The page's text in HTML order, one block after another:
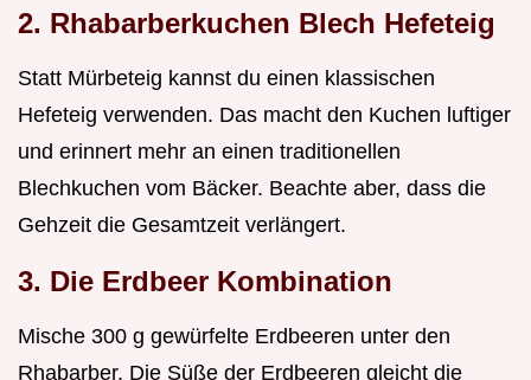
2. Rhabarberkuchen Blech Hefeteig
Statt Mürbeteig kannst du einen klassischen
Hefeteig verwenden. Das macht den Kuchen luftiger
und erinnert mehr an einen traditionellen
Blechkuchen vom Bäcker. Beachte aber, dass die
Gehzeit die Gesamtzeit verlängert.
3. Die Erdbeer Kombination
Mische 300 g gewürfelte Erdbeeren unter den
Rhabarber. Die Süße der Erdbeeren gleicht die